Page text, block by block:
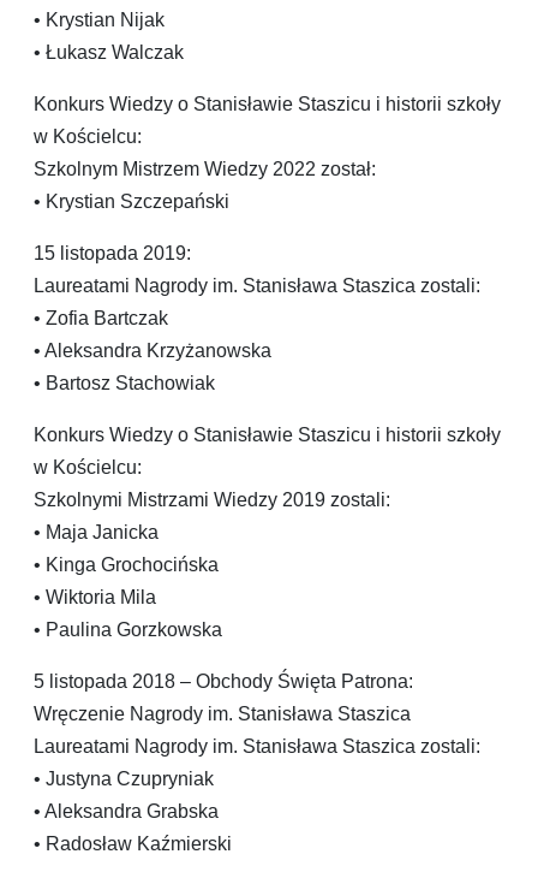
• Krystian Nijak
• Łukasz Walczak
Konkurs Wiedzy o Stanisławie Staszicu i historii szkoły
w Kościelcu:
Szkolnym Mistrzem Wiedzy 2022 został:
• Krystian Szczepański
15 listopada 2019:
Laureatami Nagrody im. Stanisława Staszica zostali:
• Zofia Bartczak
• Aleksandra Krzyżanowska
• Bartosz Stachowiak
Konkurs Wiedzy o Stanisławie Staszicu i historii szkoły
w Kościelcu:
Szkolnymi Mistrzami Wiedzy 2019 zostali:
• Maja Janicka
• Kinga Grochocińska
• Wiktoria Mila
• Paulina Gorzkowska
5 listopada 2018 – Obchody Święta Patrona:
Wręczenie Nagrody im. Stanisława Staszica
Laureatami Nagrody im. Stanisława Staszica zostali:
• Justyna Czupryniak
• Aleksandra Grabska
• Radosław Kaźmierski